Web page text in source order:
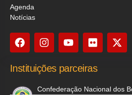
Agenda
Notícias
Instituições parceiras
Confederação Nacional dos